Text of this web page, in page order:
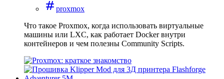
proxmox
Что такое Proxmox, когда использовать виртуальные
машины или LXC, как работает Docker внутри
контейнеров и чем полезны Community Scripts.